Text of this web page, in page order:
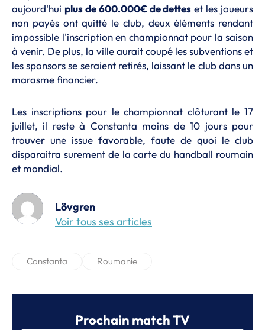
aujourd'hui plus de 600.000€ de dettes et les joueurs
non payés ont quitté le club, deux éléments rendant
impossible l'inscription en championnat pour la saison
à venir. De plus, la ville aurait coupé les subventions et
les sponsors se seraient retirés, laissant le club dans un
marasme financier.
Les inscriptions pour le championnat clôturant le 17
juillet, il reste à Constanta moins de 10 jours pour
trouver une issue favorable, faute de quoi le club
disparaitra surement de la carte du handball roumain
et mondial.
Lövgren
Voir tous ses articles
Constanta Roumanie
Prochain match TV